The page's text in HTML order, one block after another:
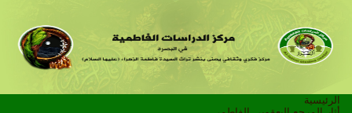
الرئيسية